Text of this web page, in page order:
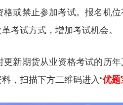
或禁止参加考试。报名机
考试方式，增加考试机会。
新期货从业资格考试的历
，扫描下方二维码进入“优题